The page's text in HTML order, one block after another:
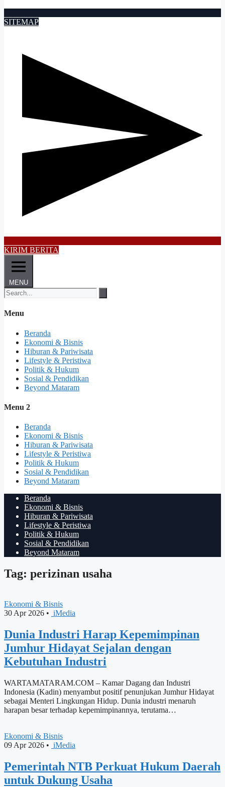
SITEMAP
KIRIM BERITA
MENU
Menu
Beranda
Ekonomi & Bisnis
Hiburan & Pariwisata
Lifestyle & Peristiwa
Politik & Hukum
Sosial & Pendidikan
Beyond Mataram
Menu 2
Beranda
Ekonomi & Bisnis
Hiburan & Pariwisata
Lifestyle & Peristiwa
Politik & Hukum
Sosial & Pendidikan
Beyond Mataram
Beranda
Ekonomi & Bisnis
Hiburan & Pariwisata
Lifestyle & Peristiwa
Politik & Hukum
Sosial & Pendidikan
Beyond Mataram
Tag: perizinan usaha
Ekonomi & Bisnis
30 Apr 2026 • iMedia
Dunia Industri Harap Kepemimpinan
Jumhur Hidayat Sejalan dengan
Kebutuhan Industri
WARTAMATARAM.COM – Kamar Dagang dan Industri
Indonesia (Kadin) menyambut positif penunjukan Jumhur Hidayat
sebagai Menteri Lingkungan Hidup. Dunia industri menaruh
harapan besar terhadap kepemimpinannya, terutama…
Ekonomi & Bisnis
09 Apr 2026 • iMedia
Pemerintah NTB Perkuat Hukum Daerah
untuk Dukung Usaha